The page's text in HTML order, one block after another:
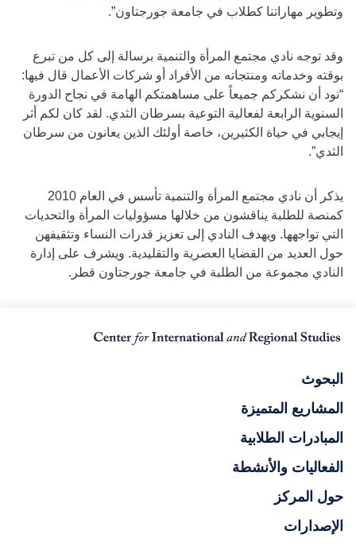
وتطوير مهاراتنا كطلاب في جامعة جورجتاون”.
وقد توجه نادي مجتمع المرأة والتنمية برسالة إلى كل من تبرع
بوقته وخدماته ومنتجاته من الأفراد أو شركات الأعمال قال فيها:
“نود أن نشكركم جميعاً على مساهمتكم الهامة في نجاح الدورة
السنوية الرابعة لفعالية التوعية بسرطان الثدي. لقد كان لكم أثر
إيجابي في حياة الكثيرين، خاصة أولئك الذين يعانون من سرطان
الثدي”.
يذكر أن نادي مجتمع المرأة والتنمية تأسس في العام 2010
كمنصة للطلبة يناقشون من خلالها مسؤوليات المرأة والتحديات
التي تواجهها. ويهدف النادي إلى تعزيز قدرات النساء وتثقيفهن
حول العديد من القضايا العصرية والتقليدية. ويشرف على إدارة
النادي مجموعة من الطلبة في جامعة جورجتاون قطر.
البحوث
المشاريع المتميزة
المبادرات الطلابية
الفعاليات والأنشطة
حول المركز
الإصدارات